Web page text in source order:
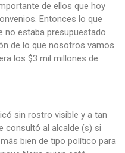
de ellos que hoy
Entonces lo que
no estaba presupuestado
de lo que nosotros vamos
los $3 mil millones de
sin rostro visible y a tan
consultó al alcalde (s) si
bien de tipo político para